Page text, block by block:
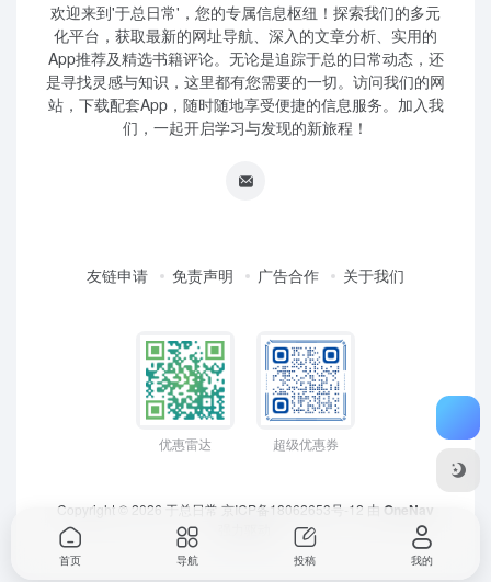
欢迎来到'于总日常'，您的专属信息枢纽！探索我们的多元
化平台，获取最新的网址导航、深入的文章分析、实用的
App推荐及精选书籍评论。无论是追踪于总的日常动态，还
是寻找灵感与知识，这里都有您需要的一切。访问我们的网
站，下载配套App，随时随地享受便捷的信息服务。加入我
们，一起开启学习与发现的新旅程！
友链申请 免责声明 广告合作 关于我们
优惠雷达 超级优惠券
Copyright © 2026 于总日常 京ICP备18062653号-12 由 OneNav
首页 导航 投稿 我的